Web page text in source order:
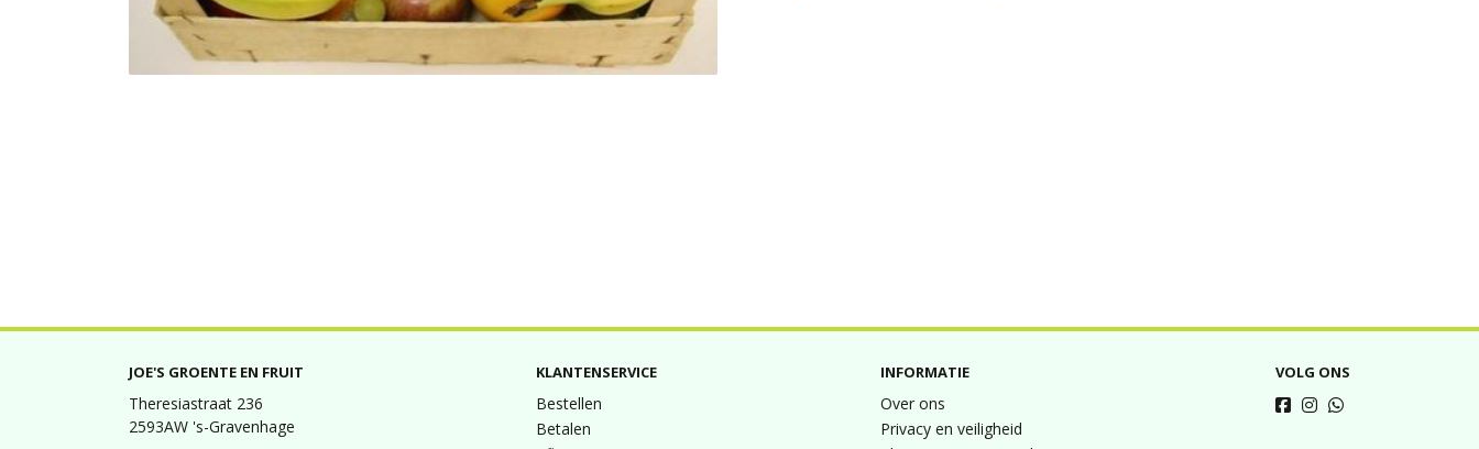
JOE'S GROENTE EN FRUIT
Theresiastraat 236
2593AW 's-Gravenhage
KLANTENSERVICE
Bestellen
Betalen
INFORMATIE
Over ons
Privacy en veiligheid
VOLG ONS